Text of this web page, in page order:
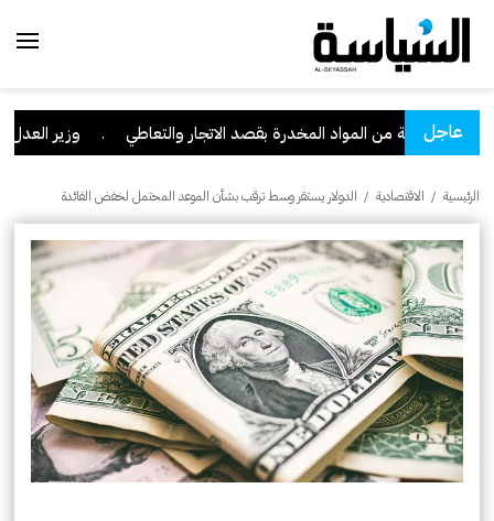
عاجل
كمية من المواد المخدرة بقصد الاتجار والتعاطي وزير العدل: تراجع قضايا
الرئيسية / الاقتصادية / الدولار يستقر وسط ترقب بشأن الموعد المحتمل لخفض الفائدة